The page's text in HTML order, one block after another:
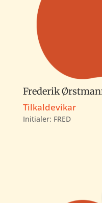
Frederik
Tilkaldevikar
Initialer: FRED